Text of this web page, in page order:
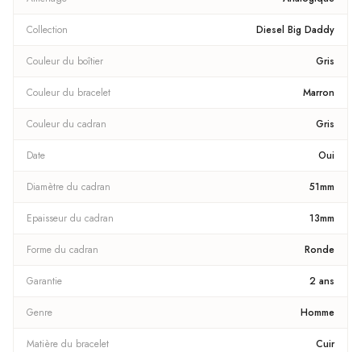
Collection Diesel Big Daddy
Couleur du boîtier Gris
Couleur du bracelet Marron
Couleur du cadran Gris
Date Oui
Diamètre du cadran 51mm
Epaisseur du cadran 13mm
Forme du cadran Ronde
Garantie 2 ans
Genre Homme
Matière du bracelet Cuir